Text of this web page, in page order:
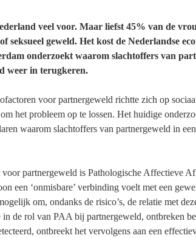
veel voor. Maar liefst 45% van de
seksueel geweld. Het kost de Nederlandse
onderzoekt waarom slachtoffers van
weer in terugkeren.
voor partnergeweld richtte zich op
het probleem op te lossen. Het huidige
waarom slachtoffers van partnergeweld in
partnergeweld is Pathologische Affectieve
een ‘onmisbare’ verbinding voelt met een
om, ondanks de risico’s, de relatie met
in de rol van PAA bij partnergeweld, ontbreken
ontbreekt het vervolgens aan een